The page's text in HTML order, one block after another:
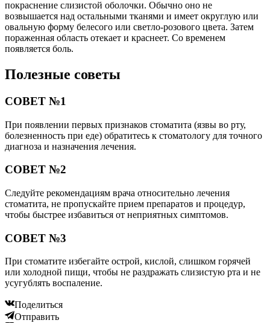
покраснение слизистой оболочки. Обычно оно не
возвышается над остальными тканями и имеет округлую или
овальную форму белесого или светло-розового цвета. Затем
пораженная область отекает и краснеет. Со временем
появляется боль.
Полезные советы
СОВЕТ №1
При появлении первых признаков стоматита (язвы во рту,
болезненность при еде) обратитесь к стоматологу для точного
диагноза и назначения лечения.
СОВЕТ №2
Следуйте рекомендациям врача относительно лечения
стоматита, не пропускайте прием препаратов и процедур,
чтобы быстрее избавиться от неприятных симптомов.
СОВЕТ №3
При стоматите избегайте острой, кислой, слишком горячей
или холодной пищи, чтобы не раздражать слизистую рта и не
усугублять воспаление.
Поделиться
Отправить